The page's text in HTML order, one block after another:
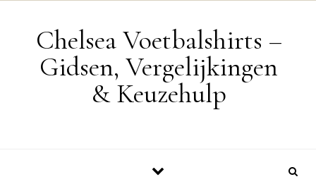
Chelsea Voetbalshirts –
Gidsen, Vergelijkingen
& Keuzehulp